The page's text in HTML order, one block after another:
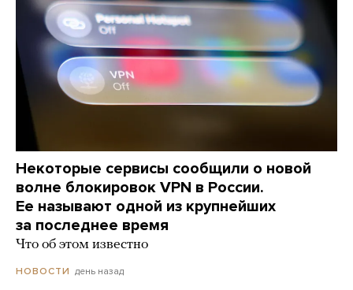
Некоторые сервисы сообщили о новой
волне блокировок VPN в России.
Ее называют одной из крупнейших
за последнее время
Что об этом известно
НОВОСТИ день назад